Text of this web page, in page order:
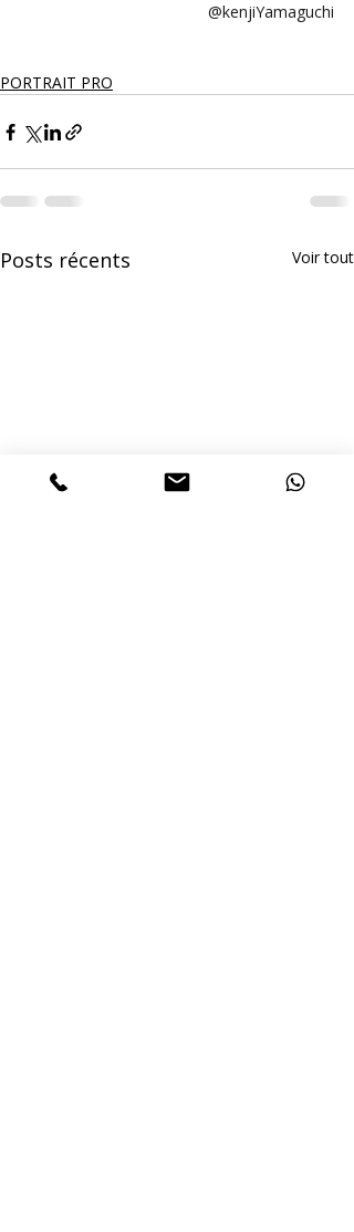
@kenjiYamaguchi
PORTRAIT PRO
Posts récents Voir tout